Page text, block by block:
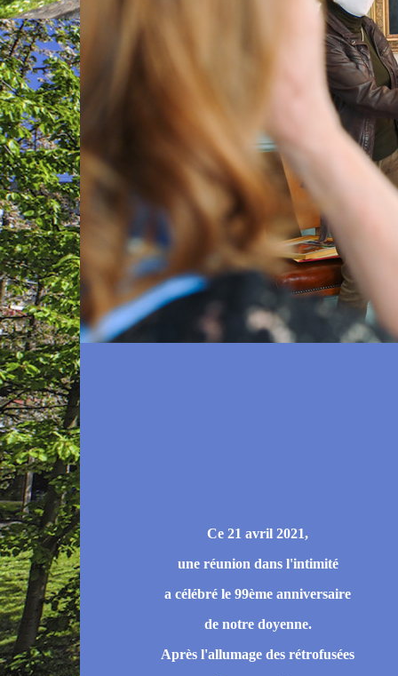
Ce 21 avril 2021,
une réunion dans l'intimité
a célébré le 99ème anniversaire
de notre doyenne.
Après l'allumage des rétrofusées